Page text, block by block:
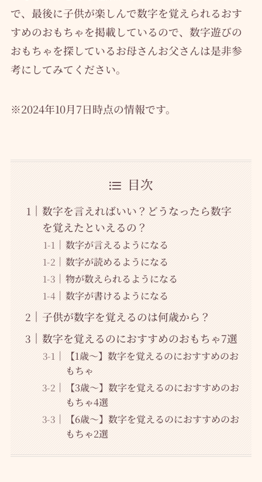
で、最後に子供が楽しんで数字を覚えられるおす
すめのおもちゃを掲載しているので、数字遊びの
おもちゃを探しているお母さんお父さんは是非参
考にしてみてください。
※2024年10月7日時点の情報です。
目次
数字を言えればいい？どうなったら数字
を覚えたといえるの？
数字が言えるようになる
数字が読めるようになる
物が数えられるようになる
数字が書けるようになる
子供が数字を覚えるのは何歳から？
数字を覚えるのにおすすめのおもちゃ7選
【1歳～】数字を覚えるのにおすすめのお
もちゃ
【3歳～】数字を覚えるのにおすすめのお
もちゃ4選
【6歳～】数字を覚えるのにおすすめのお
もちゃ2選